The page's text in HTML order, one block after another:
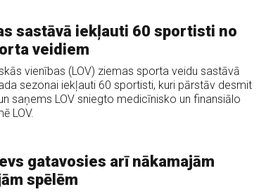
sastāvā iekļauti 60 sportisti no
veidiem
vienības (LOV) ziemas sporta veidu sastāvā
sezonai iekļauti 60 sportisti, kuri pārstāv desmit
saņems LOV sniegto medicīnisko un finansiālo
LOV.
gatavosies arī nākamajām
spēlēm